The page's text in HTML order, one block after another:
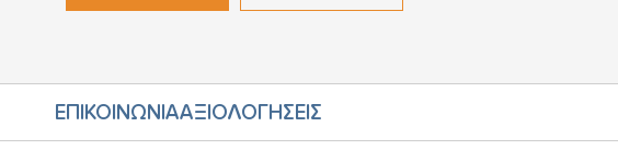
ΕΠΙΚΟΙΝΩΝΙΑΑΞΙΟΛΟΓΗΣΕΙΣ